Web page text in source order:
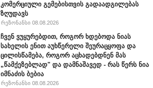
კომერციული გემებისთვის გადაადგილებას
ზღუდავს
რეზონანსი 08.08.2026
ჩვენ ვუყურებდით, როგორ ხდებოდა ნიას
სახელის ენით აუხწერელი შეურაცყოფა და
ცილისწამება, როგორ აცხადებდნენ მას
„წამქეზებლად" და დამნაშავედ - რას წერს ნია
იმნაძის ბებია
რეზონანსი 08.08.2026